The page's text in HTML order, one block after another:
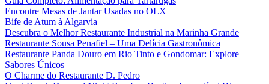
Encontre Mesas de Jantar Usadas no OLX
Bife de Atum à Algarvia
Descubra o Melhor Restaurante Industrial na Marinha Grande
Restaurante Sousa Penafiel – Uma Delícia Gastronômica
Restaurante Panda Douro em Rio Tinto e Gondomar: Explore
Sabores Únicos
O Charme do Restaurante D. Pedro